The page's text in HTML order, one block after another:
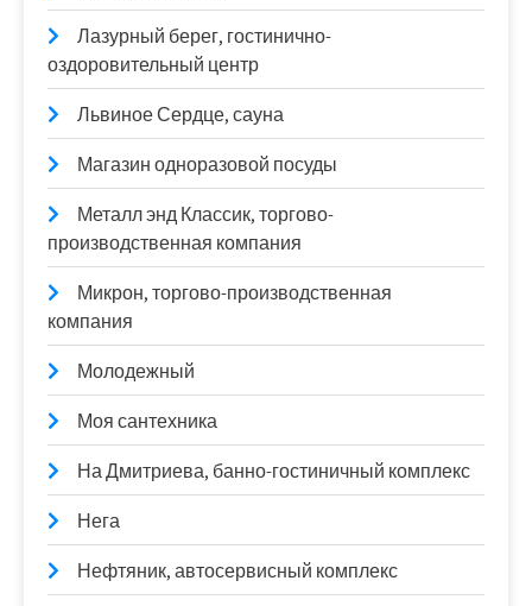
Лазурный берег, гостинично-
оздоровительный центр
Львиное Сердце, сауна
Магазин одноразовой посуды
Металл энд Классик, торгово-
производственная компания
Микрон, торгово-производственная
компания
Молодежный
Моя сантехника
На Дмитриева, банно-гостиничный комплекс
Нега
Нефтяник, автосервисный комплекс